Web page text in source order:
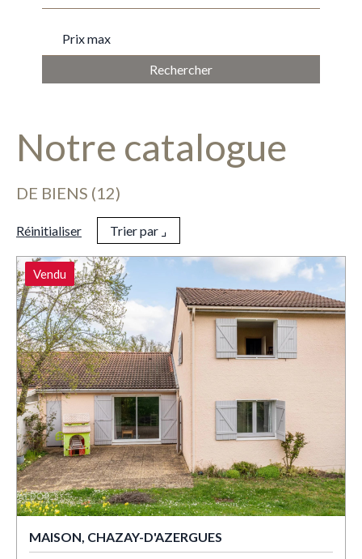
Notre catalogue
DE BIENS (12)
Réinitialiser Trier par ⌟
Vendu
MAISON, CHAZAY-D'AZERGUES